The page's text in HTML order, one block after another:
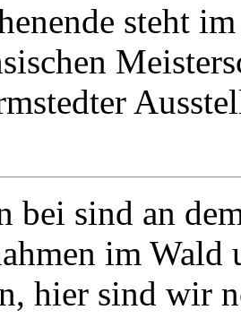
steht
bei sind an
im Wald
hier sind wir